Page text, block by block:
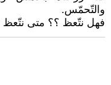
والتّحمّس.
فهل نتّعظ ؟؟ متى نتّعظ